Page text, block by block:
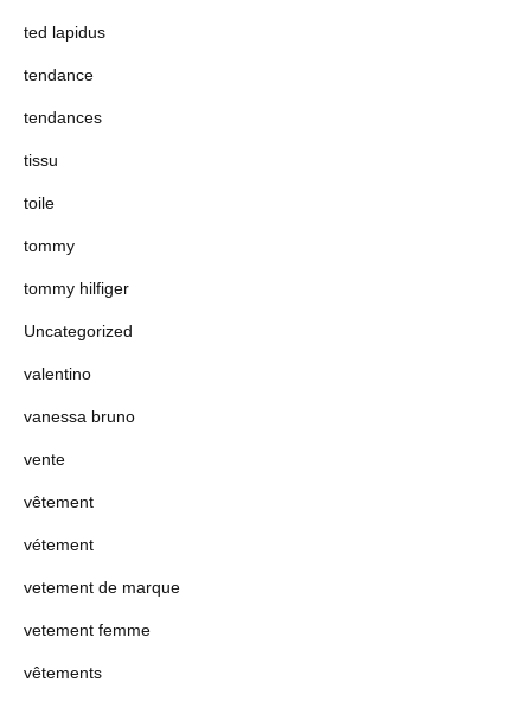
ted lapidus
tendance
tendances
tissu
toile
tommy
tommy hilfiger
Uncategorized
valentino
vanessa bruno
vente
vêtement
vétement
vetement de marque
vetement femme
vêtements